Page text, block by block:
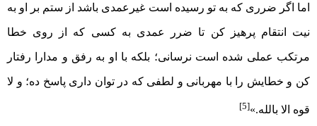
اما اگر ضرری که به تو رسیده است غیرعمدی باشد از ستم بر او به
نیت انتقام پرهیز کن تا ضرر عمدی به کسی که از روی خطا
مرتکب عملی شده است نرسانی؛ بلکه با او به رفق و مدارا رفتار
کن و خطایش را با مهربانی و لطفی که در توان داری پاسخ ده؛ و لا
قوه الا بالله.»[5]